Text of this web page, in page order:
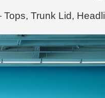
Trunk Lid,